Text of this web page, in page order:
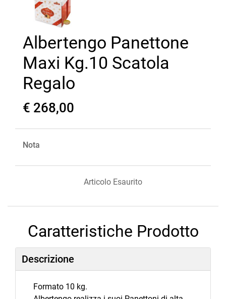
Albertengo Panettone
Maxi Kg.10 Scatola
Regalo
€ 268,00
Nota
Articolo Esaurito
Caratteristiche Prodotto
Descrizione
Formato 10 kg.